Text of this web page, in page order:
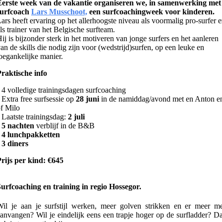
week van de vakantie organiseren we, in samenwerking met
Lars Musschoot, een surfcoachingweek voor kinderen.
heeft ervaring op het allerhoogste niveau als voormalig pro-surfer
trainer van het Belgische surfteam.
is bijzonder sterk in het motiveren van jonge surfers en het aanleren
de skills die nodig zijn voor (wedstrijd)surfen, op een leuke en
manier.
info
4 volledige trainingsdagen surfcoaching
Extra free surfsessie op 28 juni in de namiddag/avond met en Anton
Milo
Laatste trainingsdag: 2 juli
5 nachten verblijf in de B&B
4 lunchpakketten
3 diners
per kind: €645
en training in regio Hossegor.
je aan je surfstijl werken, meer golven strikken en er meer
Wil je eindelijk eens een trapje hoger op de surfladder?